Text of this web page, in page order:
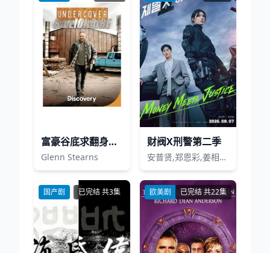
富豪谷底求翻身第一季
Glenn Stearns
财阀X刑警第二季
安普贤,郑恩彩,姜相准,金伸比,俞承豪
国产剧 已完结 共3集 欧美剧 已完结 共22集